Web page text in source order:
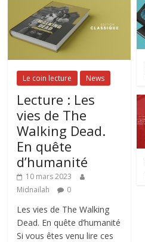
Le coin lecture News
Lecture : Les
vies de The
Walking Dead.
En quête
d’humanité
10 mars 2023
Midnailah
0
Les vies de The Walking
Dead. En quête d’humanité
Si vous êtes venu lire ces